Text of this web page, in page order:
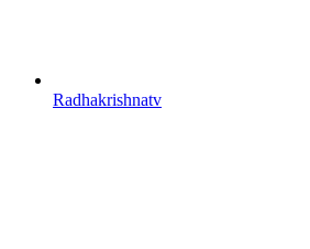
Radhakrishnatv